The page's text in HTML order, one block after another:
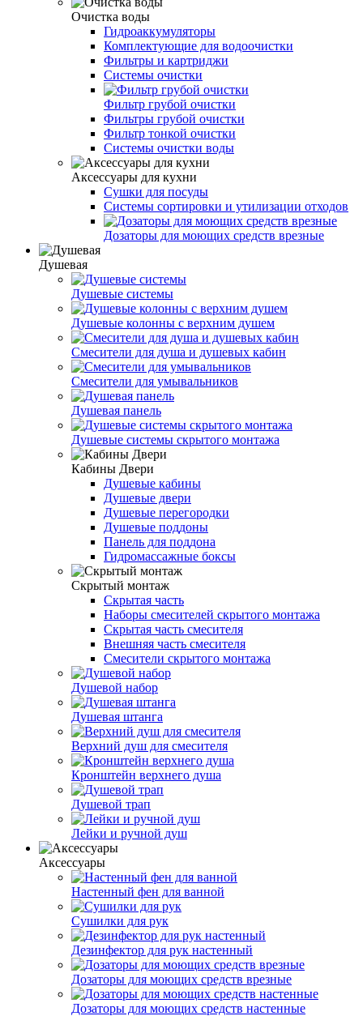
Очистка воды
Гидроаккумуляторы
Комплектующие для водоочистки
Фильтры и картриджи
Системы очистки
Фильтр грубой очистки
Фильтры грубой очистки
Фильтр тонкой очистки
Системы очистки воды
Аксессуары для кухни
Сушки для посуды
Системы сортировки и утилизации отходов
Дозаторы для моющих средств врезные
Душевая
Душевые системы
Душевые колонны с верхним душем
Смесители для душа и душевых кабин
Смесители для умывальников
Душевая панель
Душевые системы скрытого монтажа
Кабины Двери
Душевые кабины
Душевые двери
Душевые перегородки
Душевые поддоны
Панель для поддона
Гидромассажные боксы
Скрытый монтаж
Скрытая часть
Наборы смесителей скрытого монтажа
Скрытая часть смесителя
Внешняя часть смесителя
Смесители скрытого монтажа
Душевой набор
Душевая штанга
Верхний душ для смесителя
Кронштейн верхнего душа
Душевой трап
Лейки и ручной душ
Аксессуары
Настенный фен для ванной
Сушилки для рук
Дезинфектор для рук настенный
Дозаторы для моющих средств врезные
Дозаторы для моющих средств настенные